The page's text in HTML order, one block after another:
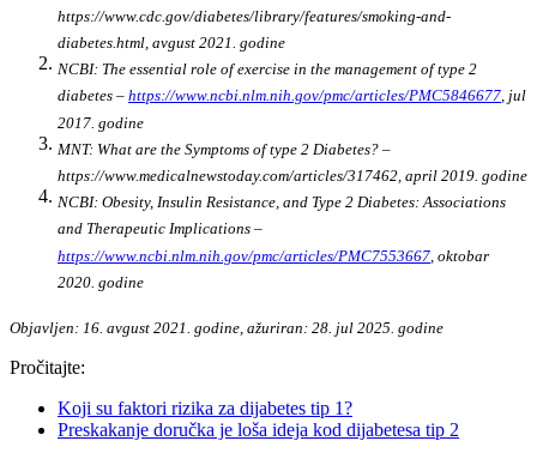
https://www.cdc.gov/diabetes/library/features/smoking-and-
diabetes.html, avgust 2021. godine
NCBI: The essential role of exercise in the management of type 2
diabetes – https://www.ncbi.nlm.nih.gov/pmc/articles/PMC5846677, jul
2017. godine
MNT: What are the Symptoms of type 2 Diabetes? –
https://www.medicalnewstoday.com/articles/317462, april 2019. godine
NCBI: Obesity, Insulin Resistance, and Type 2 Diabetes: Associations
and Therapeutic Implications –
https://www.ncbi.nlm.nih.gov/pmc/articles/PMC7553667 , oktobar
2020. godine
Objavljen: 16. avgust 2021. godine, ažuriran: 28. jul 2025. godine
Pročitajte:
Koji su faktori rizika za dijabetes tip 1?
Preskakanje doručka je loša ideja kod dijabetesa tip 2